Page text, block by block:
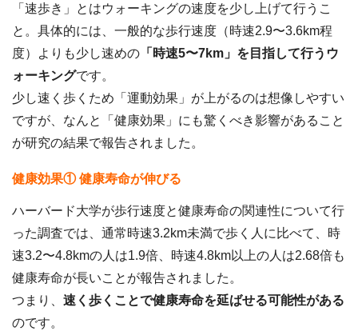
「速歩き」とはウォーキングの速度を少し上げて行うこ
と。具体的には、一般的な歩行速度（時速2.9〜3.6km程
度）よりも少し速めの 「時速5〜7km」を目指して行うウ
ォーキングです。
少し速く歩くため「運動効果」が上がるのは想像しやすい
ですが、なんと「健康効果」にも驚くべき影響があること
が研究の結果で報告されました。
健康効果① 健康寿命が伸びる
ハーバード大学が歩行速度と健康寿命の関連性について行
った調査では、通常時速3.2km未満で歩く人に比べて、時
速3.2〜4.8kmの人は1.9倍、時速4.8km以上の人は2.68倍も
健康寿命が長いことが報告されました。
つまり、 速く歩くことで健康寿命を延ばせる可能性がある
のです。